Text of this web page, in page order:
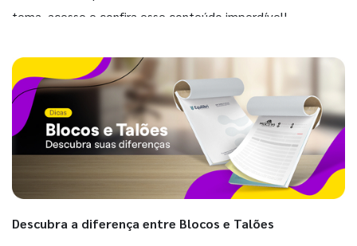
tema, acesse e confira esse conteúdo imperdível!
Descubra a diferença entre Blocos e Talões